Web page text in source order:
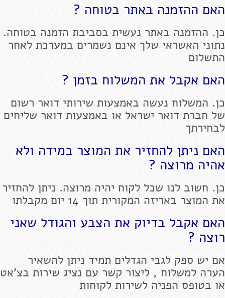
האם ההזמנה באתר בטוחה ?
כן. ההזמנה באתר נעשית בסביבת הזמנה בטוחה.
נתוני האשראי שלך אינם נשמרים במערכת לאחר
התשלום
האם אקבל את המשלוח בזמן ?
כן. המשלוח נעשה באמצעות שירותי דואר רשום
של חברת דואר ישראל או באמצעות דואר שליחים
לבחירתך
האם ניתן להחזיר את המוצר במידה ולא
אהיה מרוצה ?
כן. חשוב לנו שכל לקוח יהיה מרוצה. ניתן להחזיר
את המוצר באריזה המקורית תוך 14 יום מקבלתו
האם אקבל בדיוק את הצבע והגודל שאני
רוצה ?
אם יש ספק לגבי הגדלים תמיד ניתן להשאיר
הערה למשלוח , ליצור קשר עם נציג שירות בצ'אט
או בטופס הפניה לשירות לקוחות